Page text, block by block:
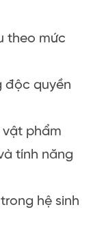
theo mức
độc quyền
phẩm
tính năng
hệ sinh